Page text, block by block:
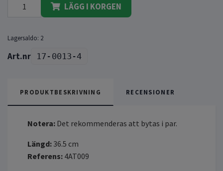
LÄGG I KORGEN
Lagersaldo: 2
17-0013-4
PRODUKTBESKRIVNING RECENSIONER
Notera: Det rekommenderas att bytas i par.
Längd: 36.5 cm
Referens: 4AT009